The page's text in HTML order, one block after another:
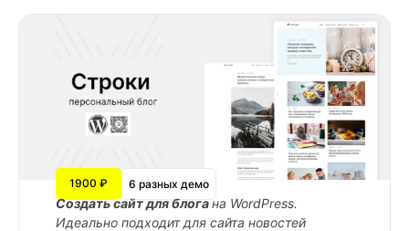
1900 ₽ 6 разных демо
Cоздать сайт для блогана WordPress.
Идеально подходит для сайта новостей